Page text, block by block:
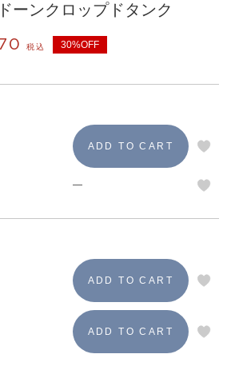
ーンクロップドタンク
税込 30%OFF
—